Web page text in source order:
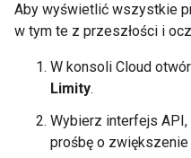
Aby wyświetlić wszystkie
w tym te z przeszłości i
W konsoli Cloud
Limity.
Wybierz interfejs
prośbę o zwiększenie